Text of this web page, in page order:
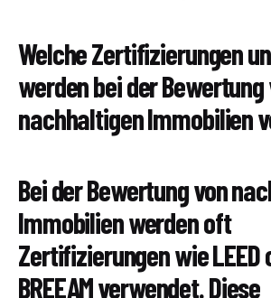
Welche Zertifizierungen
werden bei der Bewertung
nachhaltigen Immobilien
Bei der Bewertung von
Immobilien werden oft
Zertifizierungen wie LEED
BREEAM verwendet. Diese